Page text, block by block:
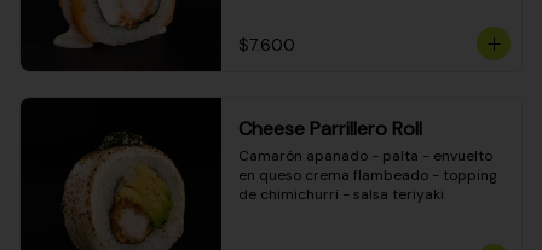
$7.600
Cheese Parrillero Roll
Camarón apanado - palta - envuelto
en queso crema flambeado - topping
de chimichurri - salsa teriyaki